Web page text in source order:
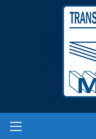
Primary
Menu